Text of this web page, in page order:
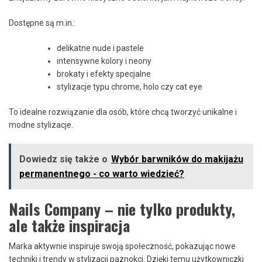
Dostępne są m.in.:
delikatne nude i pastele
intensywne kolory i neony
brokaty i efekty specjalne
stylizacje typu chrome, holo czy cat eye
To idealne rozwiązanie dla osób, które chcą tworzyć unikalne i
modne stylizacje.
Dowiedz się także o Wybór barwników do makijażu
permanentnego - co warto wiedzieć?
Nails Company – nie tylko produkty,
ale także inspiracja
Marka aktywnie inspiruje swoją społeczność, pokazując nowe
techniki i trendy w stylizacji paznokci. Dzięki temu użytkowniczki